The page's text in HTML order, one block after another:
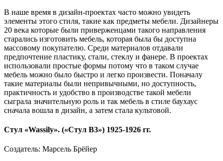
В наше время в дизайн-проектах часто можно увидеть
элементы этого стиля, такие как предметы мебели. Дизайнеры
20 века которые были приверженцами такого направления
старались изготовить мебель, которая была бы доступна
массовому покупателю. Среди материалов отдавали
предпочтение пластику, стали, стеклу и фанере. В проектах
использовали простые формы потому что в таком случае
мебель можно было быстро и легко произвести. Поначалу
такие материалы были непривычными, но доступность,
практичность и удобство в производстве такой мебели
сыграла значительную роль и так мебель в стиле баухаус
сначала вошла в дизайн, а затем стала культовой.
Стул «Wassily». («Стул В3») 1925-1926 гг.
Создатель: Марсель Брёйер